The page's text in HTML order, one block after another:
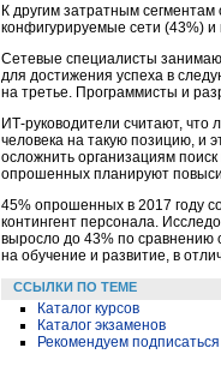
К другим затратным
конфигурируемые сети (43%)
Сетевые специалисты
для достижения успеха в
на третье. Программисты и
ИТ-руководители считают,
человека на такую позицию, и
осложнить организациям
опрошенных планируют
45% опрошенных в 2017 году
контингент персонала.
выросло до 43% по сравнению
на обучение и развитие, в
ССЫЛКИ ПО ТЕМЕ
Каталог курсов
Каталог экзаменов
Рекомендуем